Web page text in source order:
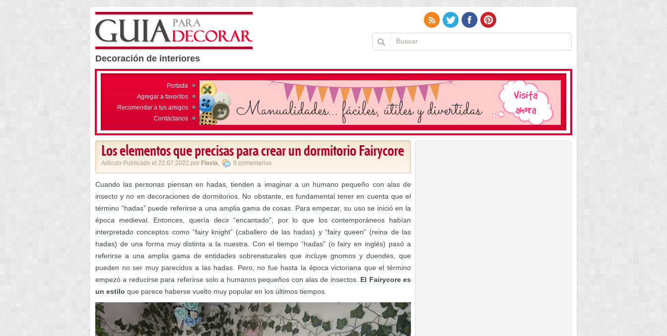
Decoración de interiores
Portada
Agregar a favoritos
Recomendar a tus amigos
Contáctanos
Los elementos que precisas para crear un dormitorio Fairycore
Artículo Publicado el 22.07.2022 por Flavia, 0 comentarios
Cuando las personas piensan en hadas, tienden a imaginar a un humano pequeño con alas de
insecto y no en decoraciones de dormitorios. No obstante, es fundamental tener en cuenta que el
término “hadas” puede referirse a una amplia gama de cosas. Para empezar, su uso se inició en la
época medieval. Entonces, quería decir “encantado”, por lo que los contemporáneos habían
interpretado conceptos como “fairy knight” (caballero de las hadas) y “fairy queen” (reina de las
hadas) de una forma muy distinta a la nuestra. Con el tiempo “hadas” (o fairy en inglés) pasó a
referirse a una amplia gama de entidades sobrenaturales que incluye gnomos y duendes, que
pueden no ser muy parecidos a las hadas. Pero, no fue hasta la época victoriana que el término
empezó a reducirse para referirse solo a humanos pequeños con alas de insectos. El Fairycore es
un estilo que parece haberse vuelto muy popular en los últimos tiempos.